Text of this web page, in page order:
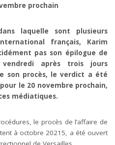
prochain
laquelle sont plusieurs
français, Karim
pas son épilogue de
après trois jours
son procès, le verdict a été
le 20 novembre prochain,
médiatiques.
le procès de l’affaire de
à octobre 20215, a été ouvert